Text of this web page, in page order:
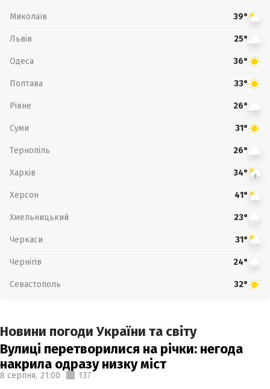
Миколаїв 39°
Львів 25°
Одеса 36°
Полтава 33°
Рівне 26°
Суми 31°
Тернопіль 26°
Харків 34°
Херсон 41°
Хмельницький 23°
Черкаси 31°
Чернігів 24°
Севастополь 32°
Новини погоди України та світу
Вулиці перетворилися на річки: негода
накрила одразу низку міст
8 серпня, 21:00 137